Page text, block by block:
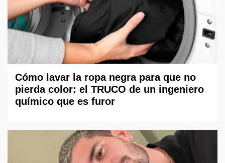
Cómo lavar la ropa negra para que no
pierda color: el TRUCO de un ingeniero
químico que es furor